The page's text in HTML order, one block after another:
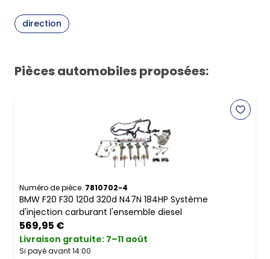
direction
Pièces automobiles proposées:
Numéro de pièce. 7810702-4
BMW F20 F30 120d 320d N47N 184HP Système
d'injection carburant l'ensemble diesel
569,95 €
Livraison gratuite: 7–11 août
Si payé avant 14:00